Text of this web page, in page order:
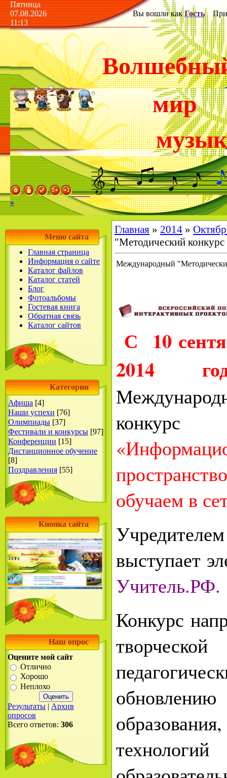
Пятница
07.08.2026
11:13
Вы вошли как Гость
мир
»
Меню сайта
Главная страница
Информация о сайте
Каталог файлов
Каталог статей
Блог
Фотоальбомы
Гостевая книга
Обратная связь
Каталог сайтов
Категории
Афиша [4]
Наши успехи [76]
Олимпиады [37]
Фестивали и конкурсы [97]
Конференции [15]
Дистанционное обучение
[8]
Поздравления [55]
Кнопка сайта
Наш опрос
Оцените мой сайт
Отлично
Хорошо
Неплохо
Результаты | Архив
опросов
Всего ответов: 306
Главная » 2014 »
"Методический конкурс
Международный
С 10
2014
обучаем в
выступает
Учитель.РФ.
Конкурс